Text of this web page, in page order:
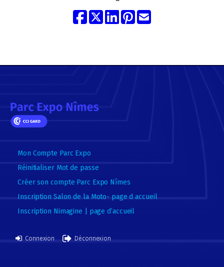
Mon Compte Parc Expo
Réinitialiser Mot de passe
Créer son compte Parc Expo Nîmes
Inscription Salon de la Moto- page d accueil
Inscription Nimagine | page d’accueil
Connexion Déconnexion